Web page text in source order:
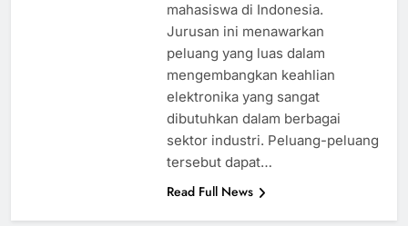
mahasiswa di Indonesia.
Jurusan ini menawarkan
peluang yang luas dalam
mengembangkan keahlian
elektronika yang sangat
dibutuhkan dalam berbagai
sektor industri. Peluang-peluang
tersebut dapat…
Read Full News